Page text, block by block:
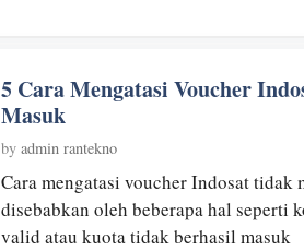
5 Cara Mengatasi Voucher
Masuk
by admin rantekno
Cara mengatasi voucher Indosat tidak
disebabkan oleh beberapa hal seperti
valid atau kuota tidak berhasil masuk